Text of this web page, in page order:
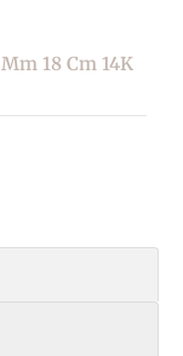
18 Cm 14K